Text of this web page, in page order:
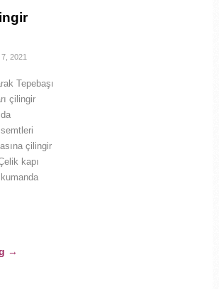
2021
Tepebaşı
çilingir
çilingir
kapı
→